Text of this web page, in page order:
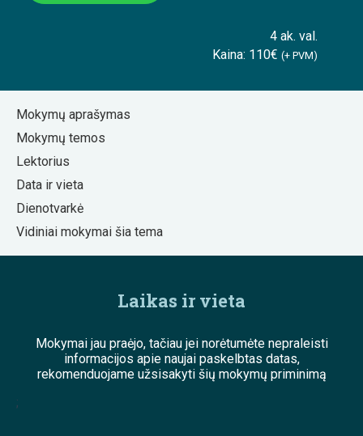
4 ak. val.
Kaina: 110€ (+ PVM)
Mokymų aprašymas
Mokymų temos
Lektorius
Data ir vieta
Dienotvarkė
Vidiniai mokymai šia tema
Laikas ir vieta
Mokymai jau praėjo, tačiau jei norėtumėte nepraleisti
informacijos apie naujai paskelbtas datas,
rekomenduojame užsisakyti šių mokymų priminimą
;